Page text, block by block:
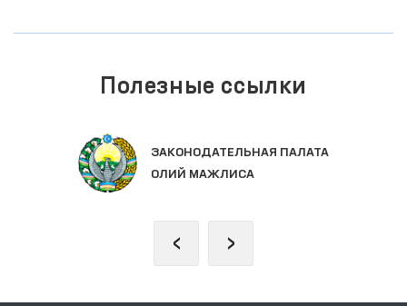
Полезные ссылки
ЗАКОНОДАТЕЛЬНАЯ ПАЛАТА
ОЛИЙ МАЖЛИСА
‹ ›